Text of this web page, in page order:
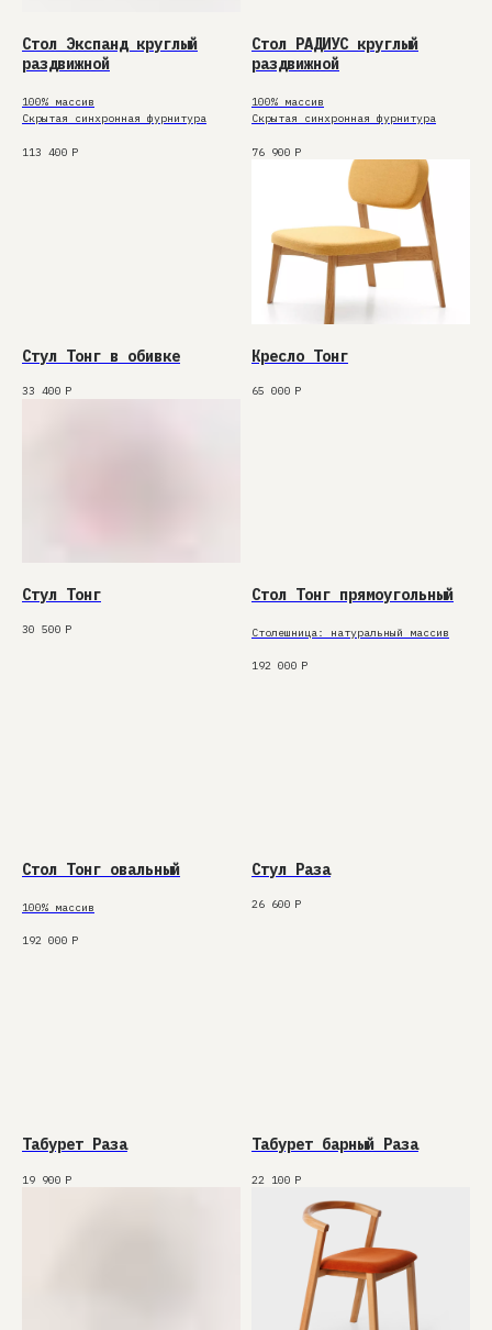
Стол Экспанд круглый
раздвижной
100% массив
Скрытая синхронная фурнитура
113 400 Р
Стол РАДИУС круглый
раздвижной
100% массив
Скрытая синхронная фурнитура
76 900 Р
Стул Тонг в обивке
33 400 Р
Кресло Тонг
65 000 Р
Стул Тонг
30 500 Р
Стол Тонг прямоугольный
Столешница: натуральный массив
192 000 Р
Стол Тонг овальный
100% массив
192 000 Р
Стул Раза
26 600 Р
Табурет Раза
19 900 Р
Табурет барный Раза
22 100 Р